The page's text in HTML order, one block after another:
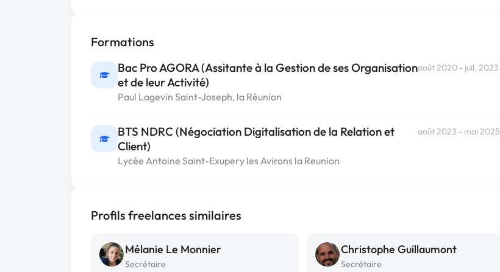
Formations
Bac Pro AGORA (Assitante à la Gestion de ses Organisation
et de leur Activité)
Paul Lagevin Saint-Joseph, la Réunion
août 2020 - juil. 2023
BTS NDRC (Négociation Digitalisation de la Relation et
Client)
Lycée Antoine Saint-Exupery les Avirons la Reunion
août 2023 - mai 2025
Profils freelances similaires
Mélanie Le Monnier
Secrétaire
Christophe Guillaumont
Secrétaire